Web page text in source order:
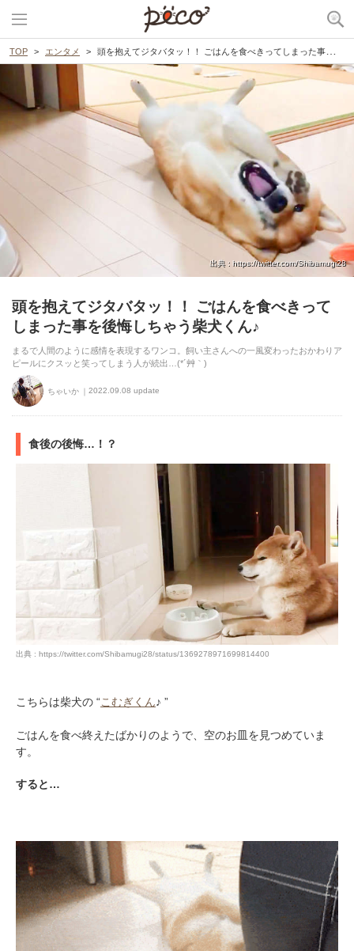
TOP エンタメ 頭を抱えてジタバタッ！！ ごはんを食べきってしまった事を後悔しちゃう柴犬くん♪
出典 : https://twitter.com/Shibamugi28
頭を抱えてジタバタッ！！ ごはんを食べきって
しまった事を後悔しちゃう柴犬くん♪
まるで人間のように感情を表現するワンコ。飼い主さんへの一風変わったおかわりア
ピールにクスッと笑ってしまう人が続出…(*´艸｀)
ちゃいか 2022.09.08 update
食後の後悔…！？
出典 : https://twitter.com/Shibamugi28/status/1369278971699814400
こちらは柴犬の “こむぎくん♪ ”
ごはんを食べ終えたばかりのようで、空のお皿を見つめていま
す。
すると…